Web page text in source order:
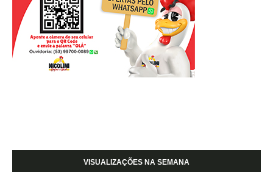
VISUALIZAÇÕES NA SEMANA